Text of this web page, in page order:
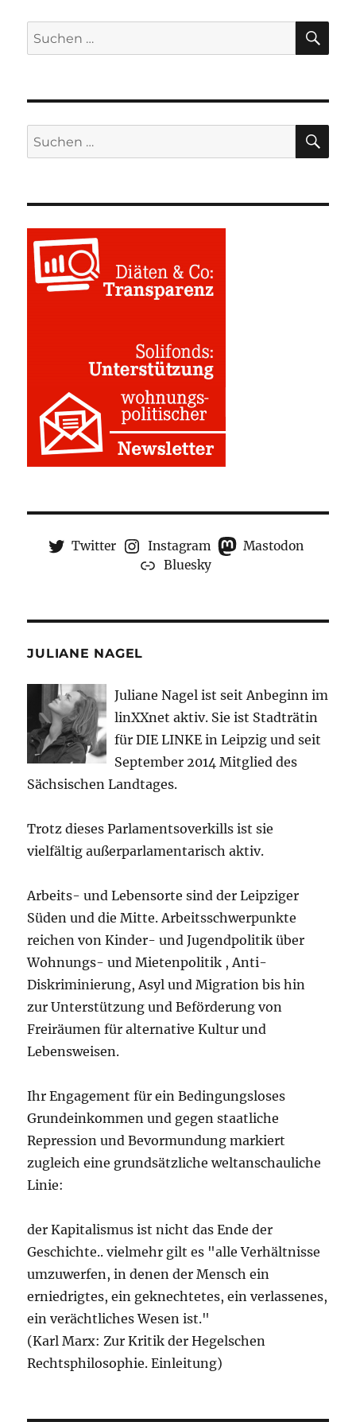
Suchen
nach:
Suchen
nach:
Twitter Instagram
Mastodon
Bluesky
JULIANE NAGEL
Juliane Nagel ist seit Anbeginn im
linXXnet aktiv. Sie ist Stadträtin
für DIE LINKE in Leipzig und seit
September 2014 Mitglied des
Sächsischen Landtages.
Trotz dieses Parlamentsoverkills ist sie
vielfältig außerparlamentarisch aktiv.
Arbeits- und Lebensorte sind der Leipziger
Süden und die Mitte. Arbeitsschwerpunkte
reichen von Kinder- und Jugendpolitik über
Wohnungs- und Mietenpolitik , Anti-
Diskriminierung, Asyl und Migration bis hin
zur Unterstützung und Beförderung von
Freiräumen für alternative Kultur und
Lebensweisen.
Ihr Engagement für ein Bedingungsloses
Grundeinkommen und gegen staatliche
Repression und Bevormundung markiert
zugleich eine grundsätzliche weltanschauliche
Linie:
der Kapitalismus ist nicht das Ende der
Geschichte.. vielmehr gilt es "alle Verhältnisse
umzuwerfen, in denen der Mensch ein
erniedrigtes, ein geknechtetes, ein verlassenes,
ein verächtliches Wesen ist."
(Karl Marx: Zur Kritik der Hegelschen
Rechtsphilosophie. Einleitung)